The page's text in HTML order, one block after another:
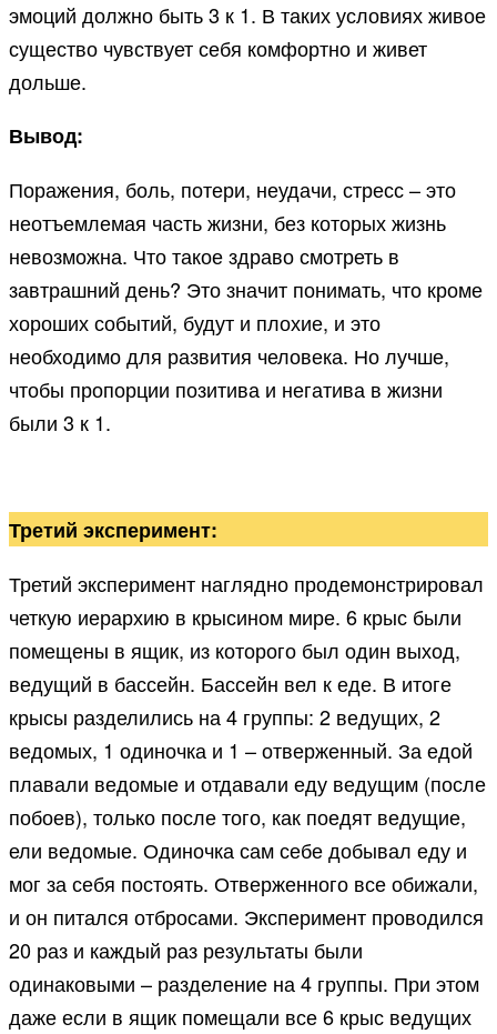
эмоций должно быть 3 к 1. В таких условиях живое
существо чувствует себя комфортно и живет
дольше.
Вывод:
Поражения, боль, потери, неудачи, стресс – это
неотъемлемая часть жизни, без которых жизнь
невозможна. Что такое здраво смотреть в
завтрашний день? Это значит понимать, что кроме
хороших событий, будут и плохие, и это
необходимо для развития человека. Но лучше,
чтобы пропорции позитива и негатива в жизни
были 3 к 1.
Третий эксперимент:
Третий эксперимент наглядно продемонстрировал
четкую иерархию в крысином мире. 6 крыс были
помещены в ящик, из которого был один выход,
ведущий в бассейн. Бассейн вел к еде. В итоге
крысы разделились на 4 группы: 2 ведущих, 2
ведомых, 1 одиночка и 1 – отверженный. За едой
плавали ведомые и отдавали еду ведущим (после
побоев), только после того, как поедят ведущие,
ели ведомые. Одиночка сам себе добывал еду и
мог за себя постоять. Отверженного все обижали,
и он питался отбросами. Эксперимент проводился
20 раз и каждый раз результаты были
одинаковыми – разделение на 4 группы. При этом
даже если в ящик помещали все 6 крыс ведущих